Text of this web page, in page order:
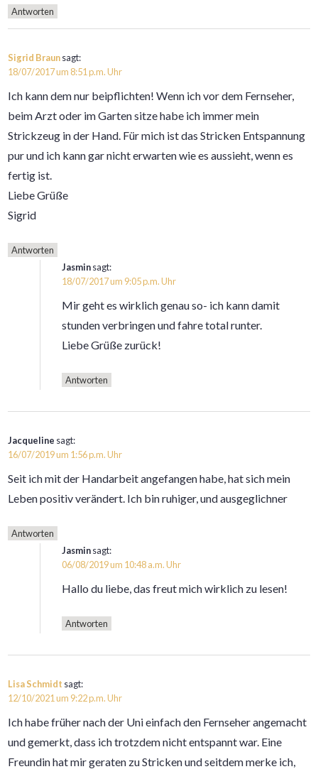
Antworten
Sigrid Braunsagt:
18/07/2017 um 8:51 p.m. Uhr
Ich kann dem nur beipflichten! Wenn ich vor dem Fernseher,
beim Arzt oder im Garten sitze habe ich immer mein
Strickzeug in der Hand. Für mich ist das Stricken Entspannung
pur und ich kann gar nicht erwarten wie es aussieht, wenn es
fertig ist.
Liebe Grüße
Sigrid
Antworten
Jasminsagt:
18/07/2017 um 9:05 p.m. Uhr
Mir geht es wirklich genau so- ich kann damit
stunden verbringen und fahre total runter.
Liebe Grüße zurück!
Antworten
Jacqueline sagt:
16/07/2019 um 1:56 p.m. Uhr
Seit ich mit der Handarbeit angefangen habe, hat sich mein
Leben positiv verändert. Ich bin ruhiger, und ausgeglichner
Antworten
Jasminsagt:
06/08/2019 um 10:48 a.m. Uhr
Hallo du liebe, das freut mich wirklich zu lesen!
Antworten
Lisa Schmidt sagt:
12/10/2021 um 9:22 p.m. Uhr
Ich habe früher nach der Uni einfach den Fernseher angemacht
und gemerkt, dass ich trotzdem nicht entspannt war. Eine
Freundin hat mir geraten zu Stricken und seitdem merke ich,